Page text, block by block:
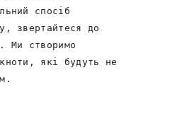
спосіб
звертайтеся до
Ми створимо
які будуть не